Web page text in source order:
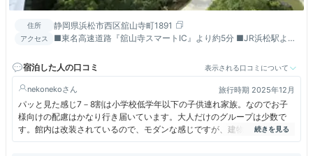
住所 静岡県浜松市西区舘山寺町1891
アクセス
■東名高速道路『舘山寺スマートIC』より約5分 ■JR浜松駅より
宿泊した人の口コミ
表示される口コミについて
nekoneko 旅行時期 2025年12月
パッと見た感じ7－8割は小学校低学年以下の子供連れ家族。なのでお子
様向けの配慮はかなり行き届いています。大人だけのグループは少数で
す。館内は改装されているので、モダンな感じですが、建物自体は新しく
はないので、階上の部屋で人の歩く音はかなり響きます。廊下からの話し